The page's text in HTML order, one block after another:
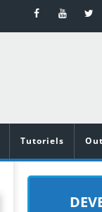
Tutoriels